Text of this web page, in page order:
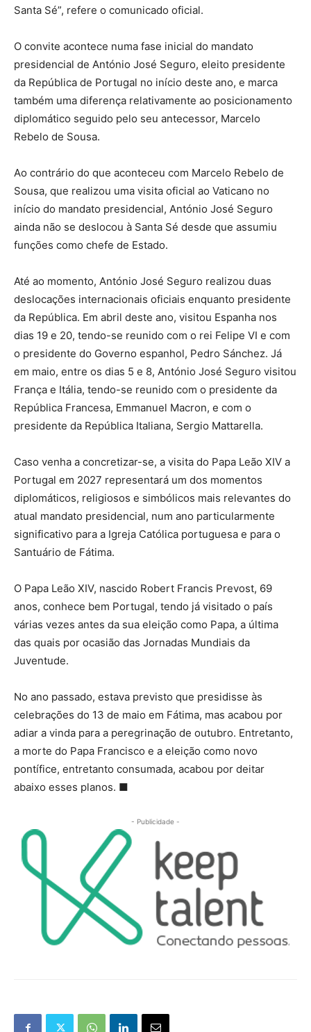
Santa Sé”, refere o comunicado oficial.
O convite acontece numa fase inicial do mandato
presidencial de António José Seguro, eleito presidente
da República de Portugal no início deste ano, e marca
também uma diferença relativamente ao posicionamento
diplomático seguido pelo seu antecessor, Marcelo
Rebelo de Sousa.
Ao contrário do que aconteceu com Marcelo Rebelo de
Sousa, que realizou uma visita oficial ao Vaticano no
início do mandato presidencial, António José Seguro
ainda não se deslocou à Santa Sé desde que assumiu
funções como chefe de Estado.
Até ao momento, António José Seguro realizou duas
deslocações internacionais oficiais enquanto presidente
da República. Em abril deste ano, visitou Espanha nos
dias 19 e 20, tendo-se reunido com o rei Felipe VI e com
o presidente do Governo espanhol, Pedro Sánchez. Já
em maio, entre os dias 5 e 8, António José Seguro visitou
França e Itália, tendo-se reunido com o presidente da
República Francesa, Emmanuel Macron, e com o
presidente da República Italiana, Sergio Mattarella.
Caso venha a concretizar-se, a visita do Papa Leão XIV a
Portugal em 2027 representará um dos momentos
diplomáticos, religiosos e simbólicos mais relevantes do
atual mandato presidencial, num ano particularmente
significativo para a Igreja Católica portuguesa e para o
Santuário de Fátima.
O Papa Leão XIV, nascido Robert Francis Prevost, 69
anos, conhece bem Portugal, tendo já visitado o país
várias vezes antes da sua eleição como Papa, a última
das quais por ocasião das Jornadas Mundiais da
Juventude.
No ano passado, estava previsto que presidisse às
celebrações do 13 de maio em Fátima, mas acabou por
adiar a vinda para a peregrinação de outubro. Entretanto,
a morte do Papa Francisco e a eleição como novo
pontífice, entretanto consumada, acabou por deitar
abaixo esses planos. ■
- Publicidade -